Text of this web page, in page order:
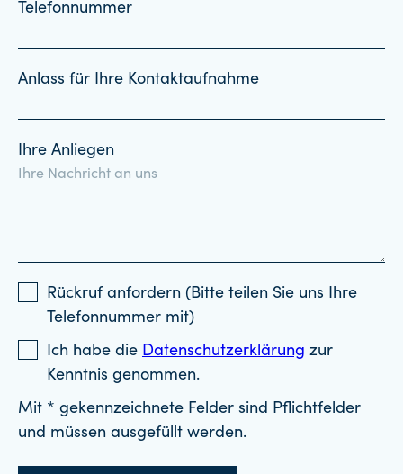
Telefonnummer
Anlass für Ihre Kontaktaufnahme
Ihre Anliegen
Rückruf anfordern (Bitte teilen Sie uns Ihre
Telefonnummer mit)
Ich habe die Datenschutzerklärung zur
Kenntnis genommen.
Mit * gekennzeichnete Felder sind Pflichtfelder
und müssen ausgefüllt werden.